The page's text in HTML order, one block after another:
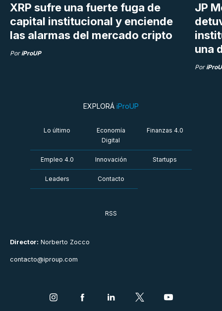
XRP sufre una fuerte fuga de
capital institucional y enciende
las alarmas del mercado cripto
Por iProUP
JP
una
Por
Director: Norberto Zocco
contacto@iproup.com
EXPLORÁ iProUP
Lo último
Economía
Digital
Finanzas 4.0
Empleo 4.0 Innovación Startups
Leaders Contacto
RSS